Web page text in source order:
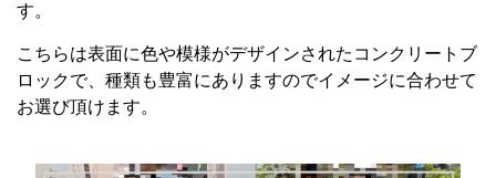
す。
こちらは表面に色や模様がデザインされたコンクリートブ
ロックで、種類も豊富にありますのでイメージに合わせて
お選び頂けます。